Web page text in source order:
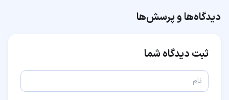
دیدگاه‌ها و پرسش‌ها
ثبت دیدگاه شما